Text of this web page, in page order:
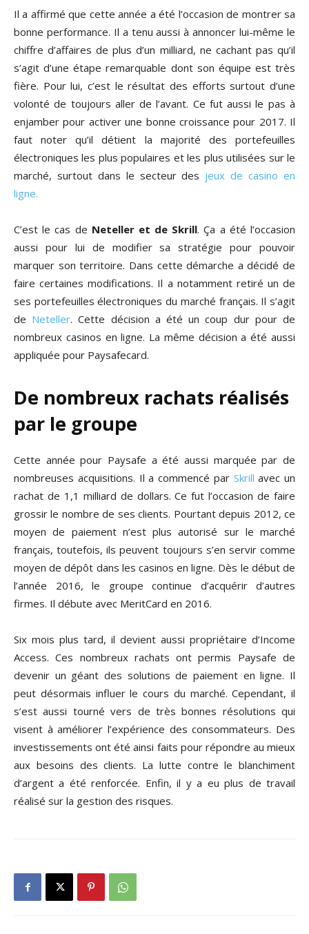
Il a affirmé que cette année a été l’occasion de montrer sa
bonne performance. Il a tenu aussi à annoncer lui-même le
chiffre d’affaires de plus d’un milliard, ne cachant pas qu’il
s’agit d’une étape remarquable dont son équipe est très
fière. Pour lui, c’est le résultat des efforts surtout d’une
volonté de toujours aller de l’avant. Ce fut aussi le pas à
enjamber pour activer une bonne croissance pour 2017. Il
faut noter qu’il détient la majorité des portefeuilles
électroniques les plus populaires et les plus utilisées sur le
marché, surtout dans le secteur des jeux de casino en
ligne.
C’est le cas de Neteller et de Skrill. Ça a été l’occasion
aussi pour lui de modifier sa stratégie pour pouvoir
marquer son territoire. Dans cette démarche a décidé de
faire certaines modifications. Il a notamment retiré un de
ses portefeuilles électroniques du marché français. Il s’agit
de Neteller. Cette décision a été un coup dur pour de
nombreux casinos en ligne. La même décision a été aussi
appliquée pour Paysafecard.
De nombreux rachats réalisés
par le groupe
Cette année pour Paysafe a été aussi marquée par de
nombreuses acquisitions. Il a commencé par Skrill avec un
rachat de 1,1 milliard de dollars. Ce fut l’occasion de faire
grossir le nombre de ses clients. Pourtant depuis 2012, ce
moyen de paiement n’est plus autorisé sur le marché
français, toutefois, ils peuvent toujours s’en servir comme
moyen de dépôt dans les casinos en ligne. Dès le début de
l’année 2016, le groupe continue d’acquérir d’autres
firmes. Il débute avec MeritCard en 2016.
Six mois plus tard, il devient aussi propriétaire d’Income
Access. Ces nombreux rachats ont permis Paysafe de
devenir un géant des solutions de paiement en ligne. Il
peut désormais influer le cours du marché. Cependant, il
s’est aussi tourné vers de très bonnes résolutions qui
visent à améliorer l’expérience des consommateurs. Des
investissements ont été ainsi faits pour répondre au mieux
aux besoins des clients. La lutte contre le blanchiment
d’argent a été renforcée. Enfin, il y a eu plus de travail
réalisé sur la gestion des risques.